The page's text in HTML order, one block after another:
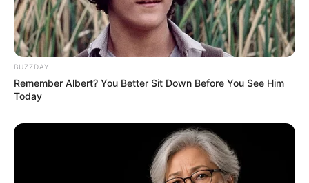
BUZZDAY
Remember Albert? You Better Sit Down Before You See Him
Today